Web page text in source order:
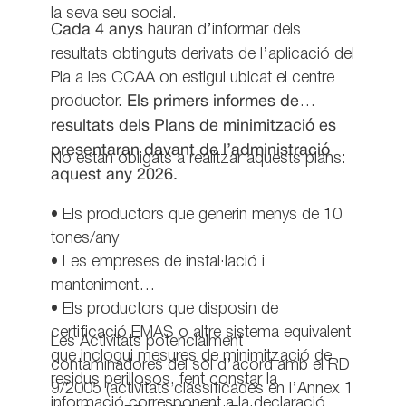
la seva seu social.
Cada 4 anys hauran d’informar dels
resultats obtinguts derivats de l’aplicació del
Pla a les CCAA on estigui ubicat el centre
productor.
Els primers informes de
resultats dels Plans de minimització es
presentaran davant de l’administració
aquest any 2026.
No estan obligats a realitzar aquests plans:
• Els productors que generin menys de 10
tones/any
• Les empreses de instal·lació i
manteniment
• Els productors que disposin de
certificació EMAS o altre sistema equivalent
que inclogui mesures de minimització de
residus perillosos, fent constar la
Les Activitats potencialment
contaminadores del sòl d’acord amb el RD
9/2005 (activitats classificades en l’Annex 1